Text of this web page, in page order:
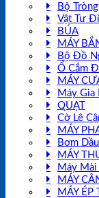
Bộ
Vật Tư
BÚA
MÁY
Bộ Đồ
Ổ Cắm
MÁY
Máy Gia
QUẠT
Cờ Lê
MÁY
Bơm
MÁY
Máy
MÁY
MÁY ÉP